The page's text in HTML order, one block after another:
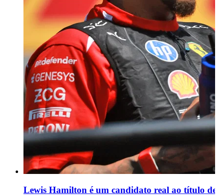
Lewis Hamilton é um candidato real ao título de